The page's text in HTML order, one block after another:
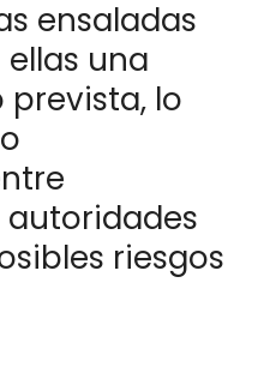
ensaladas
una
lo
riesgos